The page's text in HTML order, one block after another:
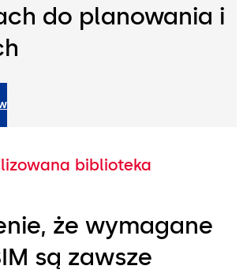
do planowania i
biblioteka
że wymagane
są zawsze